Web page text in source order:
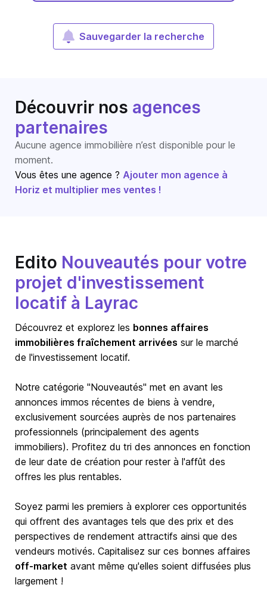
Sauvegarder la recherche
Découvrir nos agences
partenaires
Aucune agence immobilière n’est disponible pour le
moment.
Vous êtes une agence ? Ajouter mon agence à
Horiz et multiplier mes ventes !
Edito Nouveautés pour votre
projet d'investissement
locatif à Layrac
Découvrez et explorez les bonnes affaires
immobilières fraîchement arrivées sur le marché
de l'investissement locatif.
Notre catégorie "Nouveautés" met en avant les
annonces immos récentes de biens à vendre,
exclusivement sourcées auprès de nos partenaires
professionnels (principalement des agents
immobiliers). Profitez du tri des annonces en fonction
de leur date de création pour rester à l'affût des
offres les plus rentables.
Soyez parmi les premiers à explorer ces opportunités
qui offrent des avantages tels que des prix et des
perspectives de rendement attractifs ainsi que des
vendeurs motivés. Capitalisez sur ces bonnes affaires
off-market avant même qu'elles soient diffusées plus
largement !